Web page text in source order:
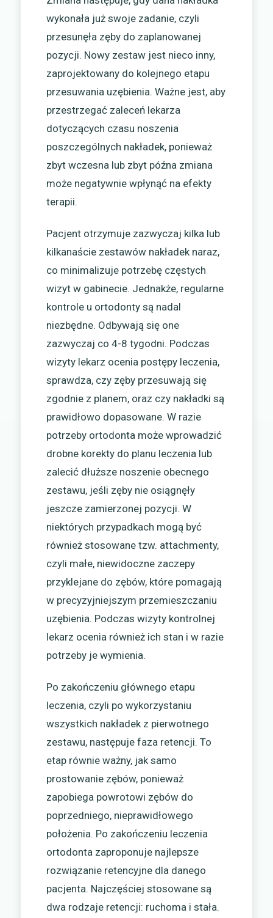
wykonała już swoje zadanie, czyli
przesunęła zęby do zaplanowanej
pozycji. Nowy zestaw jest nieco inny,
zaprojektowany do kolejnego etapu
przesuwania uzębienia. Ważne jest, aby
przestrzegać zaleceń lekarza
dotyczących czasu noszenia
poszczególnych nakładek, ponieważ
zbyt wczesna lub zbyt późna zmiana
może negatywnie wpłynąć na efekty
terapii.
Pacjent otrzymuje zazwyczaj kilka lub
kilkanaście zestawów nakładek naraz,
co minimalizuje potrzebę częstych
wizyt w gabinecie. Jednakże, regularne
kontrole u ortodonty są nadal
niezbędne. Odbywają się one
zazwyczaj co 4-8 tygodni. Podczas
wizyty lekarz ocenia postępy leczenia,
sprawdza, czy zęby przesuwają się
zgodnie z planem, oraz czy nakładki są
prawidłowo dopasowane. W razie
potrzeby ortodonta może wprowadzić
drobne korekty do planu leczenia lub
zalecić dłuższe noszenie obecnego
zestawu, jeśli zęby nie osiągnęły
jeszcze zamierzonej pozycji. W
niektórych przypadkach mogą być
również stosowane tzw. attachmenty,
czyli małe, niewidoczne zaczepy
przyklejane do zębów, które pomagają
w precyzyjniejszym przemieszczaniu
uzębienia. Podczas wizyty kontrolnej
lekarz ocenia również ich stan i w razie
potrzeby je wymienia.
Po zakończeniu głównego etapu
leczenia, czyli po wykorzystaniu
wszystkich nakładek z pierwotnego
zestawu, następuje faza retencji. To
etap równie ważny, jak samo
prostowanie zębów, ponieważ
zapobiega powrotowi zębów do
poprzedniego, nieprawidłowego
położenia. Po zakończeniu leczenia
ortodonta zaproponuje najlepsze
rozwiązanie retencyjne dla danego
pacjenta. Najczęściej stosowane są
dwa rodzaje retencji: ruchoma i stała.